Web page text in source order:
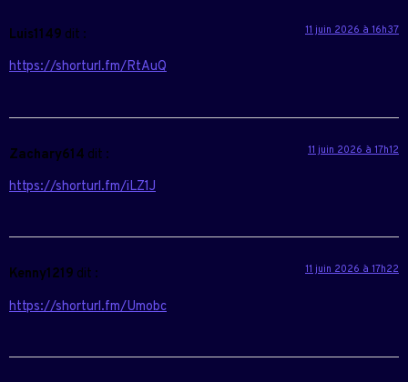
Luis1149 dit : 11 juin 2026 à 16h37
https://shorturl.fm/RtAuQ
Zachary614 dit : 11 juin 2026 à 17h12
https://shorturl.fm/iLZ1J
Kenny1219 dit : 11 juin 2026 à 17h22
https://shorturl.fm/Umobc